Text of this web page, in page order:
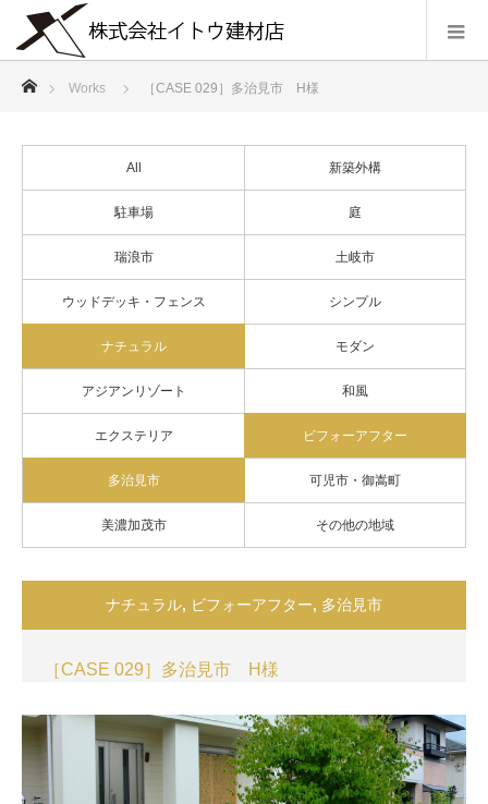
ホーム
Works ［CASE 029］多治見市 H様
All 新築外構
駐車場 庭
瑞浪市 土岐市
ウッドデッキ・フェンス シンプル
ナチュラル モダン
アジアンリゾート 和風
エクステリア ビフォーアフター
多治見市 可児市・御嵩町
美濃加茂市 その他の地域
ナチュラル, ビフォーアフター, 多治見市
［CASE 029］多治見市 H様